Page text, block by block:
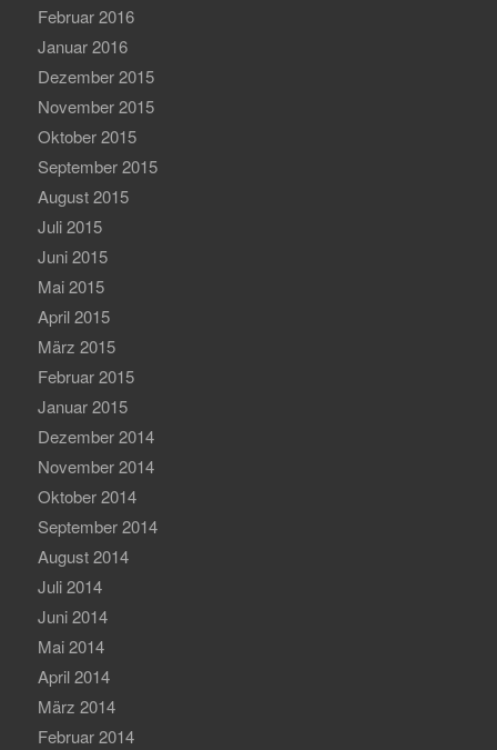
Februar 2016
Januar 2016
Dezember 2015
November 2015
Oktober 2015
September 2015
August 2015
Juli 2015
Juni 2015
Mai 2015
April 2015
März 2015
Februar 2015
Januar 2015
Dezember 2014
November 2014
Oktober 2014
September 2014
August 2014
Juli 2014
Juni 2014
Mai 2014
April 2014
März 2014
Februar 2014